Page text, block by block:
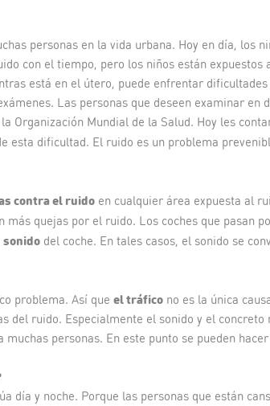
personas en la vida urbana. Hoy en día, los
con el tiempo, pero los niños están expuestos
está en el útero, puede enfrentar
Las personas que deseen examinar en
Organización Mundial de la Salud. Hoy les
esta dificultad. El ruido es un problema
contra el ruido en cualquier área expuesta al
más quejas por el ruido. Los coches que pasan
sonido del coche. En tales casos, el sonido se
problema. Así que el tráfico no es la única
del ruido. Especialmente el sonido y el
personas. En este punto se pueden hacer
día y noche. Porque las personas que están